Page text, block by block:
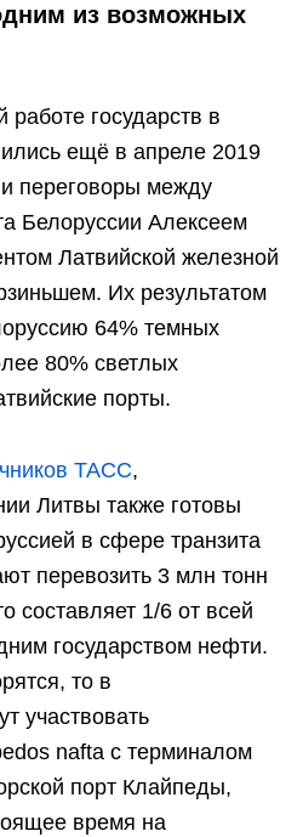
из возможных
государств в
ещё в апреле 2019
переговоры между
Белоруссии Алексеем
Латвийской железной
Их результатом
64% темных
80% светлых
порты.
ТАСС,
Литвы также готовы
в сфере транзита
перевозить 3 млн тонн
составляет 1/6 от всей
государством нефти.
то в
участвовать
nafta с терминалом
порт Клайпеды,
время на